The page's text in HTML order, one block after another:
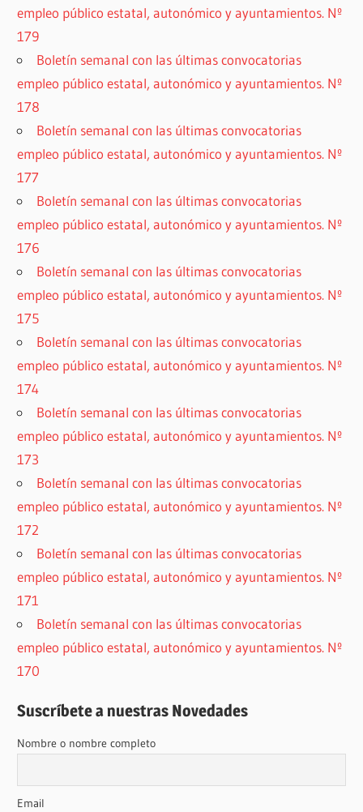
empleo público estatal, autonómico y ayuntamientos. Nº
179
Boletín semanal con las últimas convocatorias
empleo público estatal, autonómico y ayuntamientos. Nº
178
Boletín semanal con las últimas convocatorias
empleo público estatal, autonómico y ayuntamientos. Nº
177
Boletín semanal con las últimas convocatorias
empleo público estatal, autonómico y ayuntamientos. Nº
176
Boletín semanal con las últimas convocatorias
empleo público estatal, autonómico y ayuntamientos. Nº
175
Boletín semanal con las últimas convocatorias
empleo público estatal, autonómico y ayuntamientos. Nº
174
Boletín semanal con las últimas convocatorias
empleo público estatal, autonómico y ayuntamientos. Nº
173
Boletín semanal con las últimas convocatorias
empleo público estatal, autonómico y ayuntamientos. Nº
172
Boletín semanal con las últimas convocatorias
empleo público estatal, autonómico y ayuntamientos. Nº
171
Boletín semanal con las últimas convocatorias
empleo público estatal, autonómico y ayuntamientos. Nº
170
Suscríbete a nuestras Novedades
Nombre o nombre completo
Email